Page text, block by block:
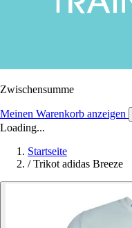
Zwischensumme
Meinen Warenkorb anzeigen
Loading...
Startseite
/ Trikot adidas Breeze